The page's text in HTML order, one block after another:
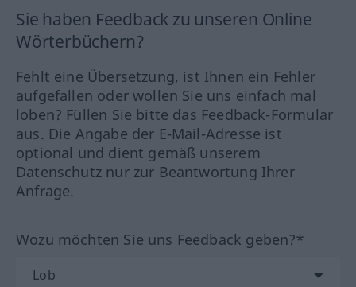
Sie haben Feedback zu unseren Online
Wörterbüchern?
Fehlt eine Übersetzung, ist Ihnen ein Fehler
aufgefallen oder wollen Sie uns einfach mal
loben? Füllen Sie bitte das Feedback-Formular
aus. Die Angabe der E-Mail-Adresse ist
optional und dient gemäß unserem
Datenschutz nur zur Beantwortung Ihrer
Anfrage.
Wozu möchten Sie uns Feedback geben?*